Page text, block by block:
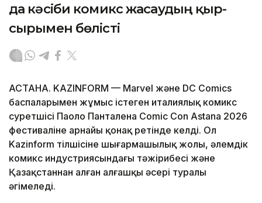
да кәсіби комикс жасаудың қыр-
сырымен бөлісті
АСТАНА. KAZINFORM — Marvel және DC Comics
баспаларымен жұмыс істеген италиялық комикс
суретшісі Паоло Панталена Comic Con Astana 2026
фестиваліне арнайы қонақ ретінде келді. Ол
Kazinform тілшісіне шығармашылық жолы, әлемдік
комикс индустриясындағы тәжірибесі және
Қазақстаннан алған алғашқы әсері туралы
әңгімеледі.